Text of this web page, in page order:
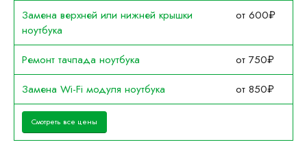
Замена верхней или нижней крышки
ноутбука
от 600₽
Ремонт тачпада ноутбука
от 750₽
Замена Wi-Fi модуля ноутбука
от 850₽
Смотреть все цены